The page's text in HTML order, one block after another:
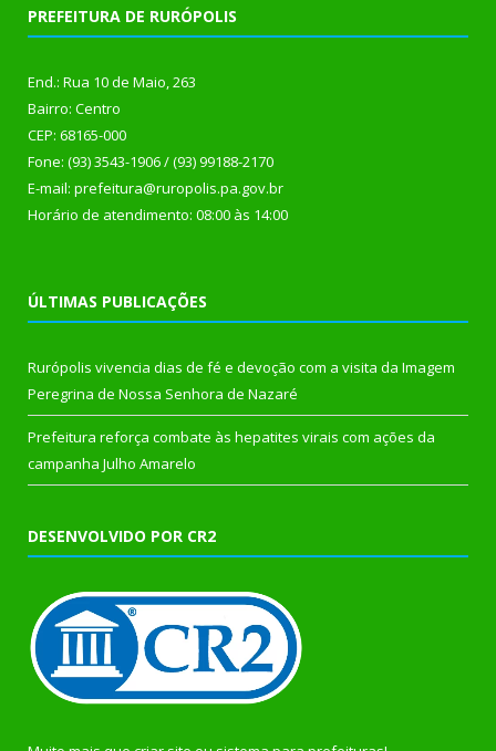
PREFEITURA DE RURÓPOLIS
End.: Rua 10 de Maio, 263
Bairro: Centro
CEP: 68165-000
Fone: (93) 3543-1906 / (93) 99188-2170
E-mail: prefeitura@ruropolis.pa.gov.br
Horário de atendimento: 08:00 às 14:00
ÚLTIMAS PUBLICAÇÕES
Rurópolis vivencia dias de fé e devoção com a visita da Imagem
Peregrina de Nossa Senhora de Nazaré
Prefeitura reforça combate às hepatites virais com ações da
campanha Julho Amarelo
DESENVOLVIDO POR CR2